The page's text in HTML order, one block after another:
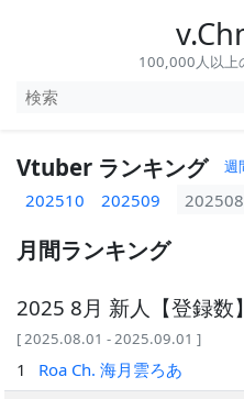
100,000人以上
Vtuber ランキング 週
202510 202509 202508
月間ランキング
2025 8月 新人【登録数】
[ 2025.08.01 - 2025.09.01 ]
1 Roa Ch. 海月雲ろあ